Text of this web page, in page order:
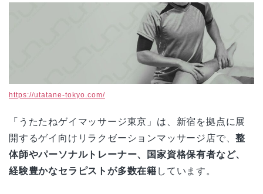
https://utatane-tokyo.com/
「うたたねゲイマッサージ東京」は、新宿を拠点に展
開するゲイ向けリラクゼーションマッサージ店で、整
体師やパーソナルトレーナー、国家資格保有者など、
経験豊かなセラピストが多数在籍 しています。